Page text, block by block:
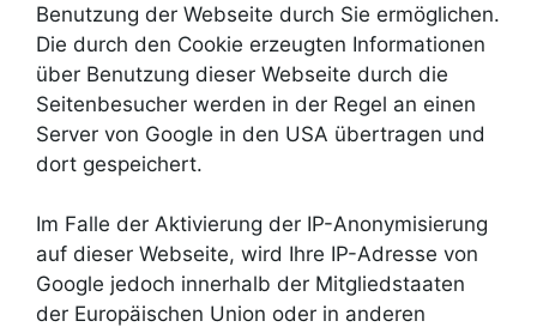
Benutzung der Webseite durch Sie ermöglichen.
Die durch den Cookie erzeugten Informationen
über Benutzung dieser Webseite durch die
Seitenbesucher werden in der Regel an einen
Server von Google in den USA übertragen und
dort gespeichert.
Im Falle der Aktivierung der IP-Anonymisierung
auf dieser Webseite, wird Ihre IP-Adresse von
Google jedoch innerhalb der Mitgliedstaaten
der Europäischen Union oder in anderen